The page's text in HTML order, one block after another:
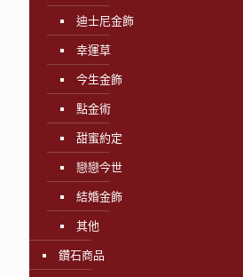
迪士尼金飾
幸運草
今生金飾
點金術
甜蜜約定
戀戀今世
結婚金飾
其他
鑽石商品